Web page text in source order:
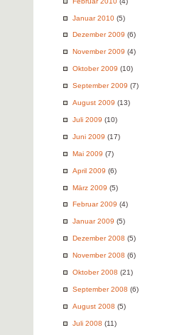
Januar 2010 (5)
Dezember 2009 (6)
November 2009 (4)
Oktober 2009 (10)
September 2009 (7)
August 2009 (13)
Juli 2009 (10)
Juni 2009 (17)
Mai 2009 (7)
April 2009 (6)
März 2009 (5)
Februar 2009 (4)
Januar 2009 (5)
Dezember 2008 (5)
November 2008 (6)
Oktober 2008 (21)
September 2008 (6)
August 2008 (5)
Juli 2008 (11)